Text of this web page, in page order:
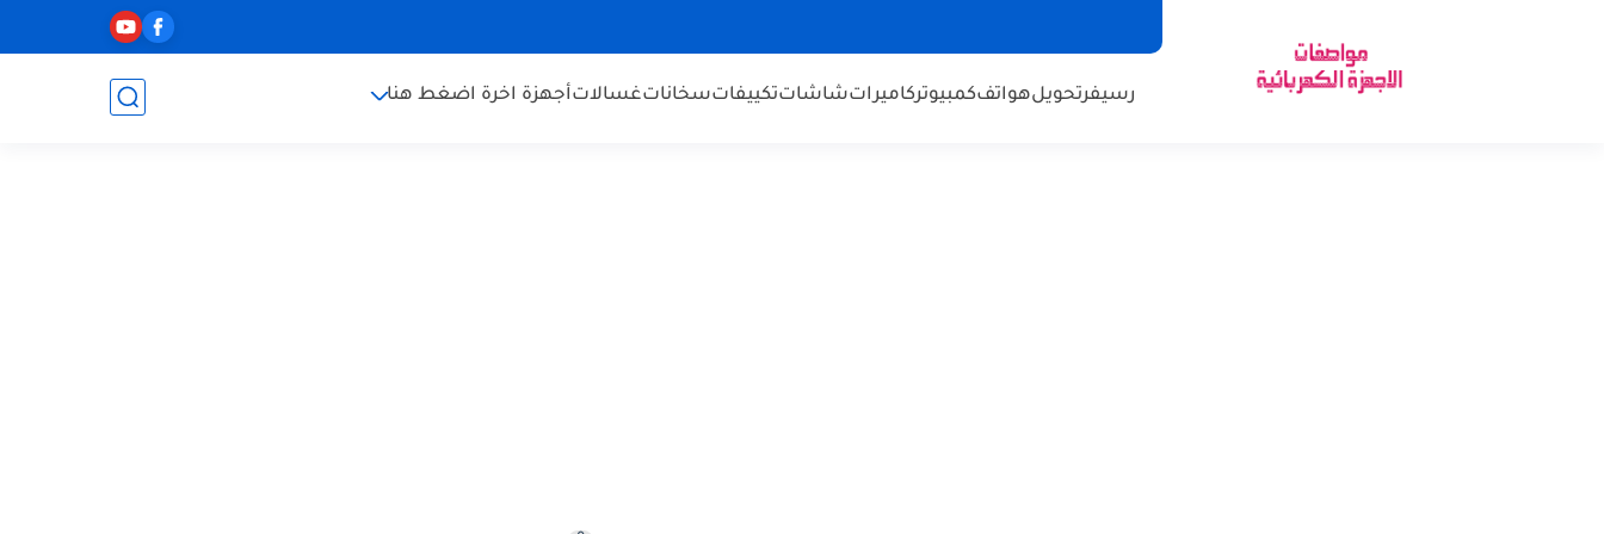
رسيفرتحويلهواتفكمبيوتركاميراتشاشاتتكييفاتسخاناتغسالاتأجهزة اخرة اضغط هنا